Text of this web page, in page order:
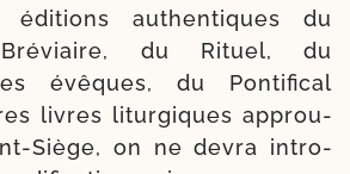
authen­tiques du
du Rituel, du
évêques, du Pontifical
livres litur­giques approu­
​Siège, on ne devra intro­